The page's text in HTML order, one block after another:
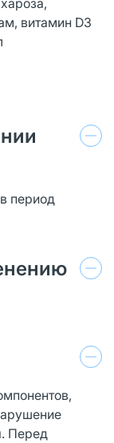
витамин D3
период
Перед